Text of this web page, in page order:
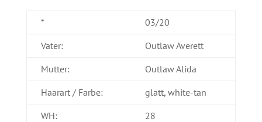
*
03/20
Vater:
Outlaw Averett
Mutter:
Outlaw Alida
Haarart / Farbe:
glatt, white-tan
WH:
28